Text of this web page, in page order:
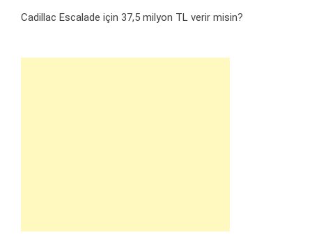
Cadillac Escalade için 37,5 milyon TL verir misin?